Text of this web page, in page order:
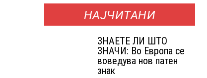
НАЈЧИТАНИ
ЗНАEТЕ ЛИ ШТО
ЗНАЧИ: Во Европа се
воведува нов патен
знак